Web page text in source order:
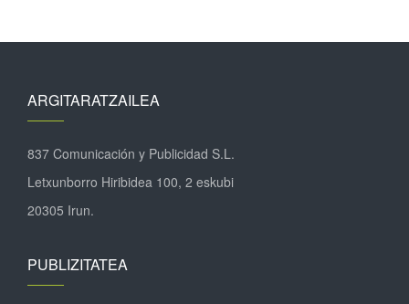
ARGITARATZAILEA
837 Comunicación y Publicidad S.L.
Letxunborro Hiribidea 100, 2 eskubi
20305 Irun.
PUBLIZITATEA